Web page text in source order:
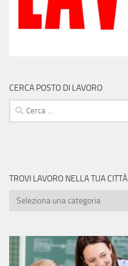
CERCA POSTO DI LAVORO
Ricerca
per:
TROVI LAVORO NELLA TUA CITTÀ
Trovi
tua
città